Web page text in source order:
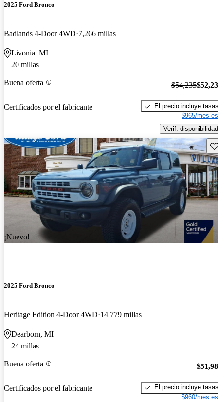
2025 Ford Bronco
Badlands 4-Door 4WD 7,266 millas
Livonia, MI
20 millas
Buena oferta
Certificados por el fabricante
$54,235
El precio incluye tasas
$965/mes
Verif. disponibilidad
¡Nuevo!
2025 Ford Bronco
Heritage Edition 4-Door 4WD 14,779 millas
Dearborn, MI
24 millas
Buena oferta
Certificados por el fabricante
El precio incluye tasas
$960/mes